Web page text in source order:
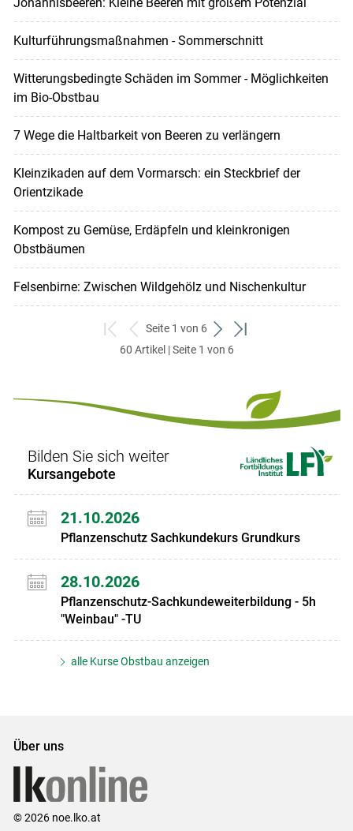
Kulturführungsmaßnahmen - Sommerschnitt
Witterungsbedingte Schäden im Sommer - Möglichkeiten
im Bio-Obstbau
7 Wege die Haltbarkeit von Beeren zu verlängern
Kleinzikaden auf dem Vormarsch: ein Steckbrief der
Orientzikade
Kompost zu Gemüse, Erdäpfeln und kleinkronigen
Obstbäumen
Felsenbirne: Zwischen Wildgehölz und Nischenkultur
zum
ersten
zurück
zum
Seite 1 von 6
weiter
zum
zum
60 Artikel | Seite 1 von 6
Bilden Sie sich weiter
Kursangebote
21.10.2026
Pflanzenschutz Sachkundekurs Grundkurs
28.10.2026
Pflanzenschutz-Sachkundeweiterbildung - 5h
"Weinbau" -TU
alle Kurse Obstbau anzeigen
Über uns
© 2026 noe.lko.at